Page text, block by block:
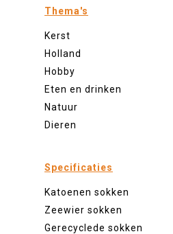
Thema's
Kerst
Holland
Hobby
Eten en drinken
Natuur
Dieren
Specificaties
Katoenen sokken
Zeewier sokken
Gerecyclede sokken